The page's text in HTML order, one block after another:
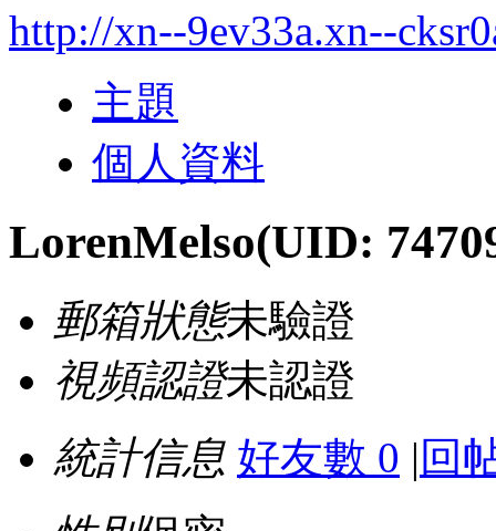
http://xn--9ev33a.xn--
主題
個人資料
LorenMelso(UID:
郵箱狀態未驗證
視頻認證未認證
統計信息 好友數 0 | 回